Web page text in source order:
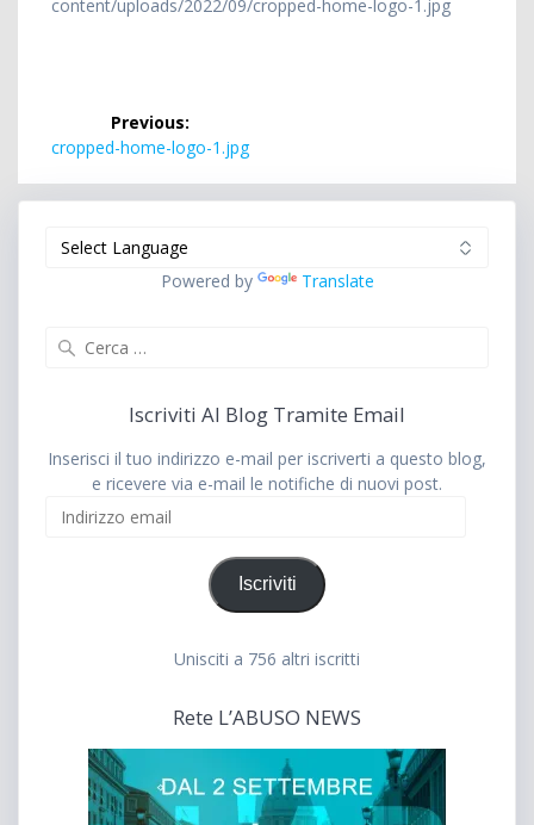
content/uploads/2022/09/cropped-home-logo-1.jpg
Navigazione
articoli
Previous:
Previous
cropped-home-logo-1.jpg
Powered by Translate
Iscriviti Al Blog Tramite Email
Inserisci il tuo indirizzo e-mail per iscriverti a questo blog,
e ricevere via e-mail le notifiche di nuovi post.
Iscriviti
Unisciti a 756 altri iscritti
Rete L’ABUSO NEWS